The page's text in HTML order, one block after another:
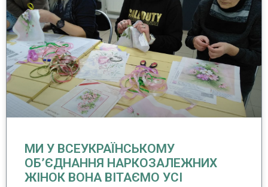
МИ У ВСЕУКРАЇНСЬКОМУ
ОБ’ЄДНАННЯ НАРКОЗАЛЕЖНИХ
ЖІНОК ВОНА ВІТАЄМО УСІ